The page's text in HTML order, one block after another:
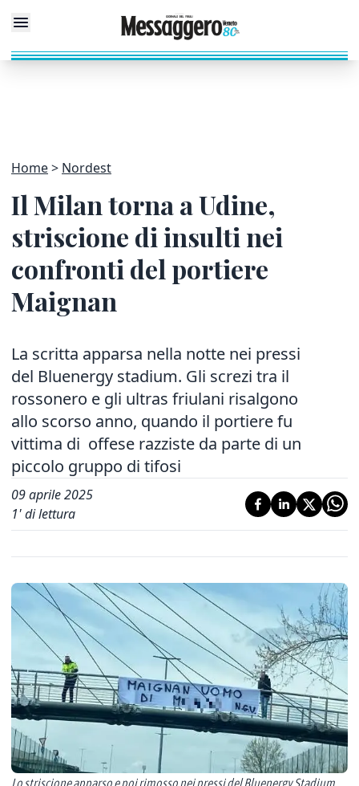
Home Nordest
Il Milan torna a Udine,
striscione di insulti nei
confronti del portiere
Maignan
La scritta apparsa nella notte nei pressi
del Bluenergy stadium. Gli screzi tra il
rossonero e gli ultras friulani risalgono
allo scorso anno, quando il portiere fu
vittima di offese razziste da parte di un
piccolo gruppo di tifosi
09 aprile 2025
1' di lettura
Lo striscione apparso e poi rimosso nei pressi del Bluenergy Stadium